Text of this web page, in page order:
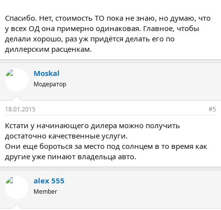
Крутая контора, хоть и мало известная, всем рекомендую.
Отдельное спасибо менеджеру отдела продаж Забелину
Кириллу!
Спасибо. Нет, стоимость ТО пока не знаю, но думаю, что
у всех ОД она примерно одинаковая. Главное, чтобы
делали хорошо, раз уж придётся делать его по
диллерским расценкам.
Moskal
Модератор
18.01.2015 #5
Кстати у начинающего дилера можно получить
достаточно качественные услуги.
Они еще бороться за место под солнцем в то время как
другие уже пинают владельца авто.
alex 555
Member